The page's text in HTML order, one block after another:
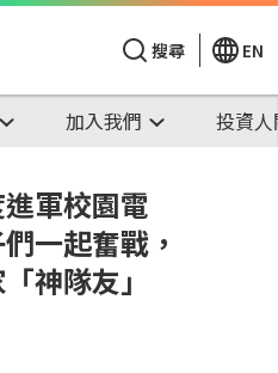
搜尋 EN
加入我們 投資
軍校園電
一起奮戰，
神隊友」